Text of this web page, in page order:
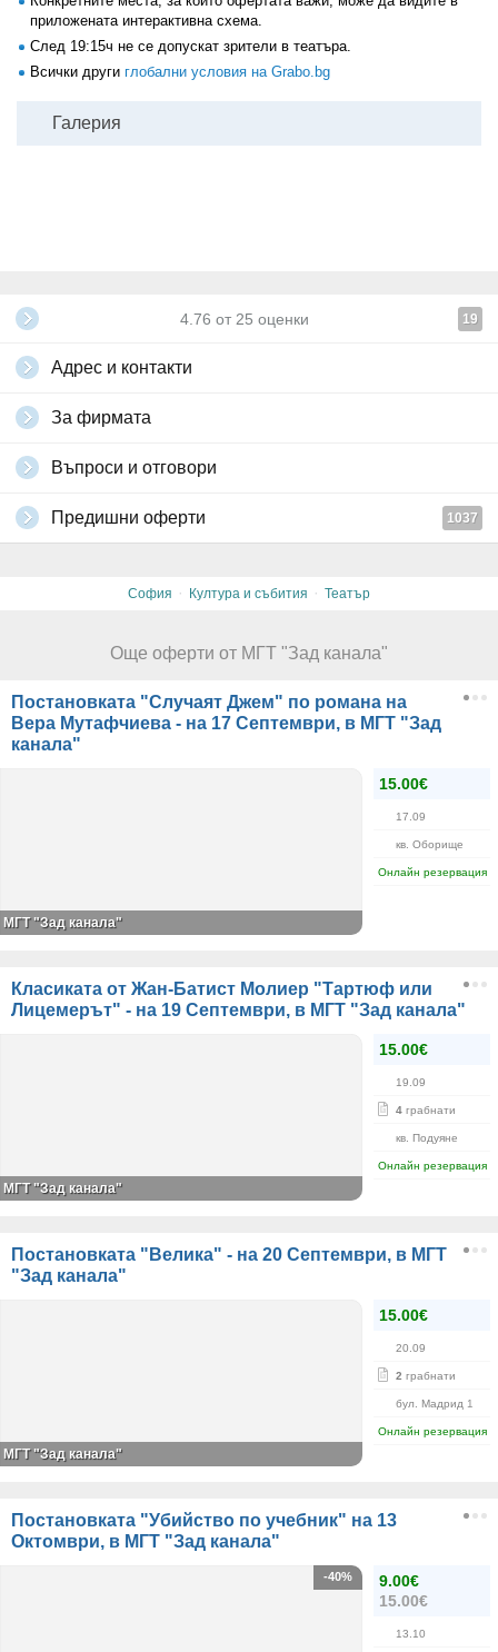
приложената интерактивна схема.
След 19:15ч не се допускат зрители в театъра.
Всички други глобални условия на Grabo.bg
Галерия
4.76 от 25 оценки 19
Адрес и контакти
За фирмата
Въпроси и отговори
Предишни оферти 1037
София · Култура и събития · Театър
Още оферти от МГТ "Зад канала"
Постановката "Случаят Джем" по романа на
Вера Мутафчиева - на 17 Септември, в МГТ "Зад
канала"
15.00€
17.09
кв. Оборище
Онлайн резервация
МГТ "Зад канала"
Класиката от Жан-Батист Молиер "Тартюф или
Лицемерът" - на 19 Септември, в МГТ "Зад канала"
15.00€
19.09
4 грабнати
кв. Подуяне
Онлайн резервация
МГТ "Зад канала"
Постановката "Велика" - на 20 Септември, в МГТ
"Зад канала"
15.00€
20.09
2 грабнати
бул. Мадрид 1
Онлайн резервация
МГТ "Зад канала"
Постановката "Убийство по учебник" на 13
Октомври, в МГТ "Зад канала"
9.00€
15.00€
13.10
-40%